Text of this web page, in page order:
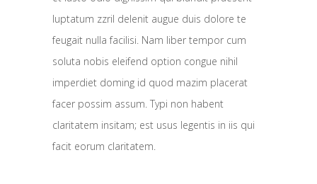
luptatum zzril delenit augue duis dolore te
feugait nulla facilisi. Nam liber tempor cum
soluta nobis eleifend option congue nihil
imperdiet doming id quod mazim placerat
facer possim assum. Typi non habent
claritatem insitam; est usus legentis in iis qui
facit eorum claritatem.